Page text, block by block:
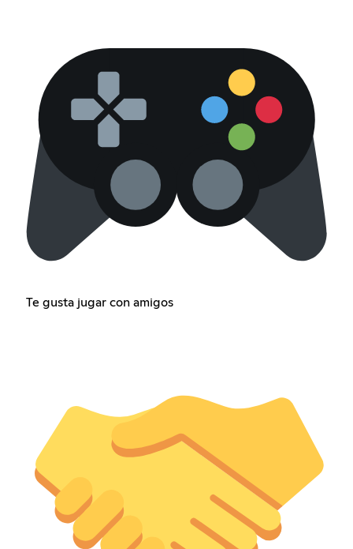
Te gusta jugar con amigos